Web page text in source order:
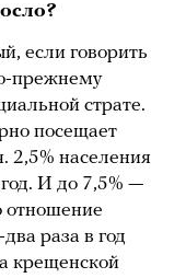
если говорить
прежнему
страте.
посещает
2,5% населения
И до 7,5% —
отношение
раза в год
крещенской